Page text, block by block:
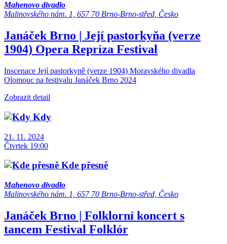
Mahenovo divadlo
Malinovského nám. 1, 657 70 Brno-Brno-střed, Česko
Janáček Brno | Její pastorkyňa (verze
1904) Opera Repríza Festival
Inscenace Její pastorkyně (verze 1904) Moravského divadla
Olomouc na festivalu Janáček Brno 2024
Zobrazit detail
Kdy
21. 11. 2024
Čtvrtek 19:00
Kde přesně
Mahenovo divadlo
Malinovského nám. 1, 657 70 Brno-Brno-střed, Česko
Janáček Brno | Folklorní koncert s
tancem Festival Folklór